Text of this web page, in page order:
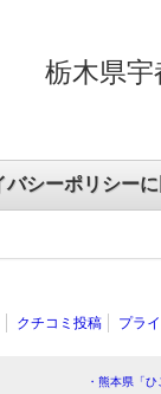
栃木県
クチコミ投稿 プラ
・熊本県「